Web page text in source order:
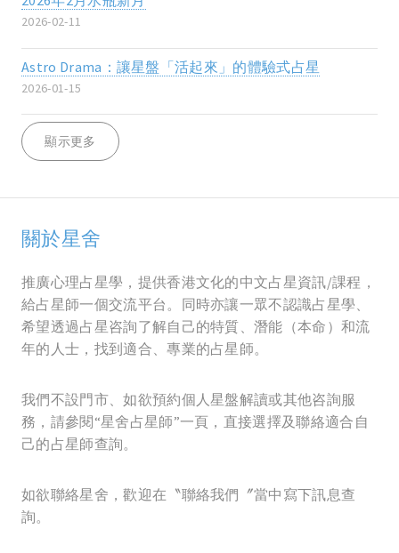
2026-02-11
Astro Drama：讓星盤「活起來」的體驗式占星
2026-01-15
顯示更多
關於星舍
推廣心理占星學，提供香港文化的中文占星資訊/課程，
給占星師一個交流平台。同時亦讓一眾不認識占星學、
希望透過占星咨詢了解自己的特質、潛能（本命）和流
年的人士，找到適合、專業的占星師。
我們不設門市、如欲預約個人星盤解讀或其他咨詢服
務，請參閱“星舍占星師”一頁，直接選擇及聯絡適合自
己的占星師查詢。
如欲聯絡星舍，歡迎在〝聯絡我們〞當中寫下訊息查
詢。